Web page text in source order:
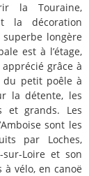
la Touraine,
la décoration
longère
est à l’étage,
grâce à
du petit poêle à
la détente, les
grands. Les
sont les
par Loches,
sur-Loire et son
à vélo, en canoë